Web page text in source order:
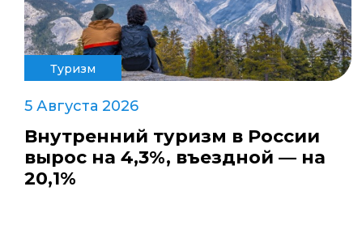
Туризм
5 Августа 2026
Внутренний туризм в России
вырос на 4,3%, въездной — на
20,1%